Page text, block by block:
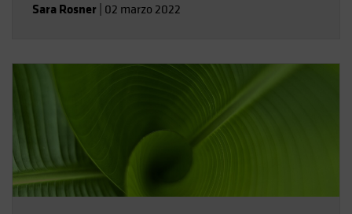
Sara Rosner 02 marzo 2022